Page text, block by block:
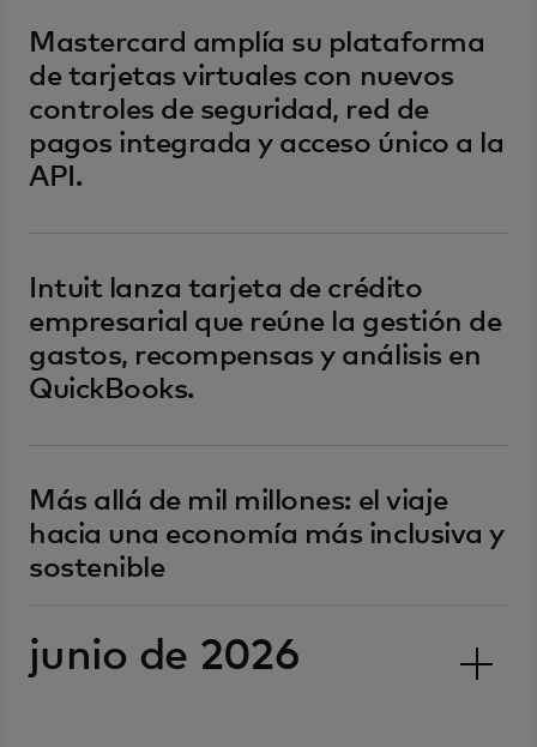
Mastercard amplía su plataforma
de tarjetas virtuales con nuevos
controles de seguridad, red de
pagos integrada y acceso único a la
API.
Intuit lanza tarjeta de crédito
empresarial que reúne la gestión de
gastos, recompensas y análisis en
QuickBooks.
Más allá de mil millones: el viaje
hacia una economía más inclusiva y
sostenible
junio de 2026